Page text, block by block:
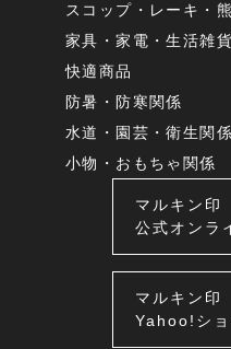
スコップ・レーキ・
家具・家電・生活雑
快適商品
防暑・防寒関係
水道・園芸・衛生関係
小物・おもちゃ関係
マルキン印
公式オンラ
マルキン印
Yahoo!シ